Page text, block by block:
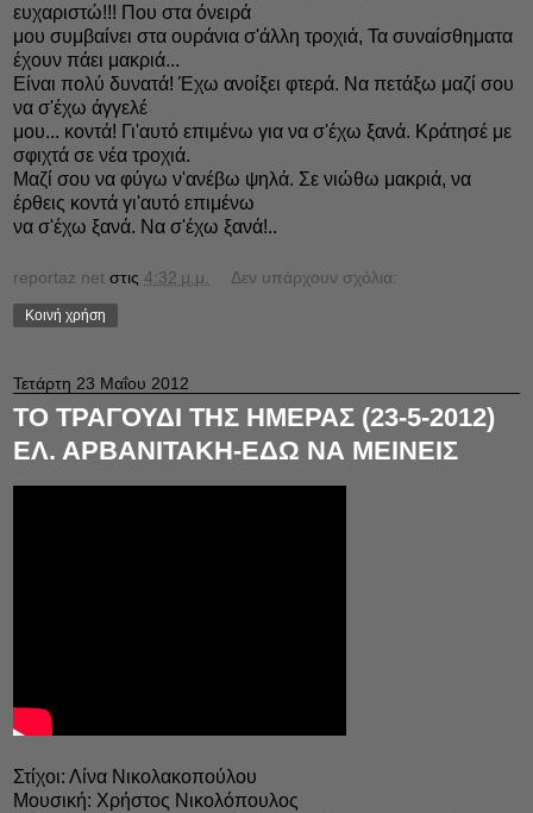
ευχαριστώ!!! Που στα όνειρά
μου συμβαίνει στα ουράνια σ'άλλη τροχιά, Τα συναίσθηματα
έχουν πάει μακριά...
Είναι πολύ δυνατά! Έχω ανοίξει φτερά. Να πετάξω μαζί σου
να σ'έχω άγγελέ
μου... κοντά! Γι'αυτό επιμένω για να σ'έχω ξανά. Κράτησέ με
σφιχτά σε νέα τροχιά.
Μαζί σου να φύγω ν'ανέβω ψηλά. Σε νιώθω μακριά, να
έρθεις κοντά γι'αυτό επιμένω
να σ'έχω ξανά. Να σ'έχω ξανά!..
reportaz net στις 4:32 μ.μ. Δεν υπάρχουν σχόλια:
Κοινή χρήση
Τετάρτη 23 Μαΐου 2012
ΤΟ ΤΡΑΓΟΥΔΙ ΤΗΣ ΗΜΕΡΑΣ (23-5-2012)
ΕΛ. ΑΡΒΑΝΙΤΑΚΗ-ΕΔΩ ΝΑ ΜΕΙΝΕΙΣ
Στίχοι: Λίνα Νικολακοπούλου
Μουσική: Χρήστος Νικολόπουλος